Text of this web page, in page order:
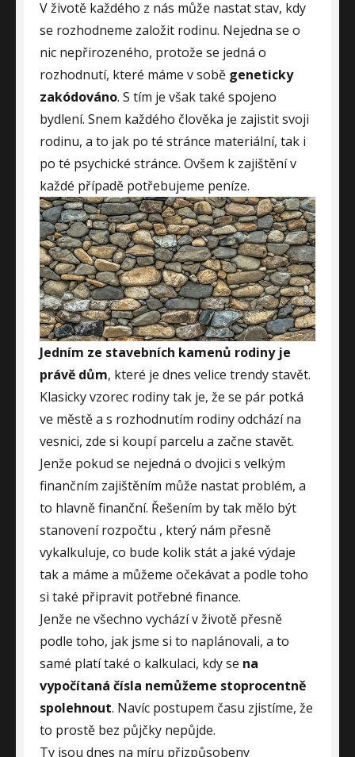
V životě každého z nás může nastat stav, kdy
se rozhodneme založit rodinu. Nejedna se o
nic nepřirozeného, protože se jedná o
rozhodnutí, které máme v sobě geneticky
zakódováno. S tím je však také spojeno
bydlení. Snem každého člověka je zajistit svoji
rodinu, a to jak po té stránce materiální, tak i
po té psychické stránce. Ovšem k zajištění v
každé případě potřebujeme peníze.
Jedním ze stavebních kamenů rodiny je
právě dům, které je dnes velice trendy stavět.
Klasicky vzorec rodiny tak je, že se pár potká
ve městě a s rozhodnutím rodiny odchází na
vesnici, zde si koupí parcelu a začne stavět.
Jenže pokud se nejedná o dvojici s velkým
finančním zajištěním může nastat problém, a
to hlavně finanční. Řešením by tak mělo být
stanovení rozpočtu , který nám přesně
vykalkuluje, co bude kolik stát a jaké výdaje
tak a máme a můžeme očekávat a podle toho
si také připravit potřebné finance.
Jenže ne všechno vychází v životě přesně
podle toho, jak jsme si to naplánovali, a to
samé platí také o kalkulaci, kdy se na
vypočítaná čísla nemůžeme stoprocentně
spolehnout. Navíc postupem času zjistíme, že
to prostě bez půjčky nepůjde.
Ty jsou dnes na míru přizpůsobeny